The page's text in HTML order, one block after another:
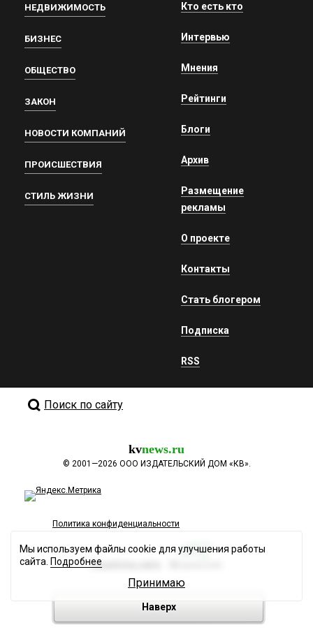
НЕДВИЖИМОСТЬ
БИЗНЕС
ОБЩЕСТВО
ЗАКОН
НОВОСТИ КОМПАНИЙ
ПРОИСШЕСТВИЯ
СТИЛЬ ЖИЗНИ
Кто есть кто
Интервью
Мнения
Рейтинги
Блоги
Архив
Размещение
рекламы
О проекте
Контакты
Стать блогером
Подписка
RSS
Поиск по сайту
kvnews.ru
© 2001—2026 ООО ИЗДАТЕЛЬСКИЙ ДОМ «КВ».
Политика конфиденциальности
Разработка сайта
Наверх
Мы используем файлы cookie для улучшения работы
сайта. Подробнее
Принимаю